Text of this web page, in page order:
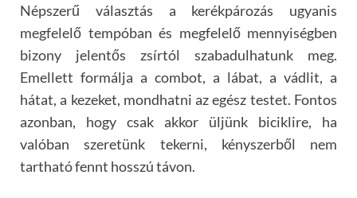
Népszerű választás a kerékpározás ugyanis
megfelelő tempóban és megfelelő mennyiségben
bizony jelentős zsírtól szabadulhatunk meg.
Emellett formálja a combot, a lábat, a vádlit, a
hátat, a kezeket, mondhatni az egész testet. Fontos
azonban, hogy csak akkor üljünk biciklire, ha
valóban szeretünk tekerni, kényszerből nem
tartható fennt hosszú távon.